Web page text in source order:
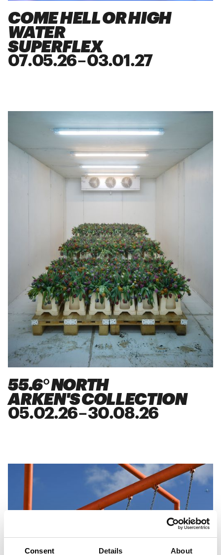
Consent Details About
COME HELL OR HIGH
WATER
SUPERFLEX
07.05.26–03.01 .27
55.6° NORTH
ARKEN'S COLLECTION
05.02.26–30.08.26